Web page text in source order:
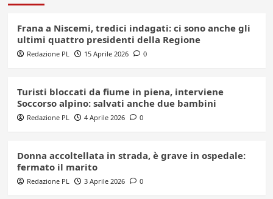
Frana a Niscemi, tredici indagati: ci sono anche gli
ultimi quattro presidenti della Regione
Redazione PL 15 Aprile 2026 0
Turisti bloccati da fiume in piena, interviene
Soccorso alpino: salvati anche due bambini
Redazione PL 4 Aprile 2026 0
Donna accoltellata in strada, è grave in ospedale:
fermato il marito
Redazione PL 3 Aprile 2026 0